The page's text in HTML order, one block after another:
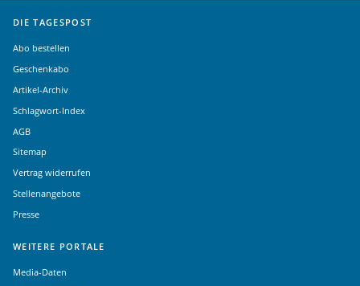
DIE TAGESPOST
Abo bestellen
Geschenkabo
Artikel-Archiv
Schlagwort-Index
AGB
Sitemap
Vertrag widerrufen
Stellenangebote
Presse
WEITERE PORTALE
Media-Daten